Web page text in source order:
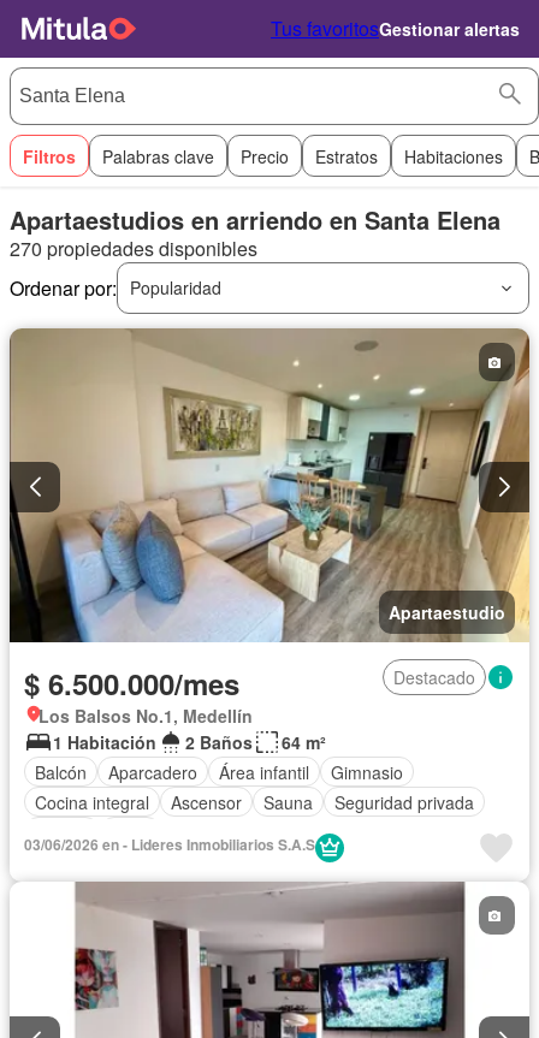
Tus favoritosGestionar alertas
Filtros Palabras clave Precio Estratos Habitaciones
Apartaestudios en arriendo en Santa Elena
270 propiedades disponibles
Ordenar por:
Popularidad
Apartaestudio
$ 6.500.000/mes
Destacado
Los Balsos No.1, Medellín
1 Habitación
2 Baños
64 m²
Balcón
Aparcadero Área infantil
Gimnasio
Cocina integral
Ascensor Sauna
Seguridad privada
03/06/2026 en - Lideres Inmobiliarios S.A.S